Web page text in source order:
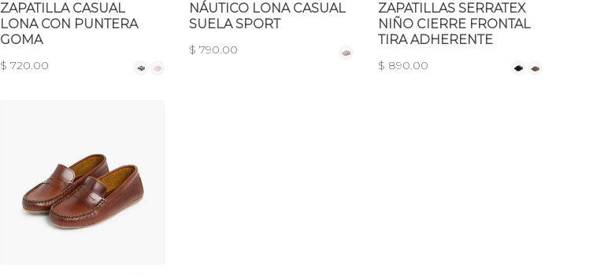
ZAPATILLA CASUAL
LONA CON PUNTERA
GOMA
$ 720.00
NÁUTICO LONA CASUAL
SUELA SPORT
$ 790.00
ZAPATILLAS SERRATEX
NIÑO CIERRE FRONTAL
TIRA ADHERENTE
$ 890.00